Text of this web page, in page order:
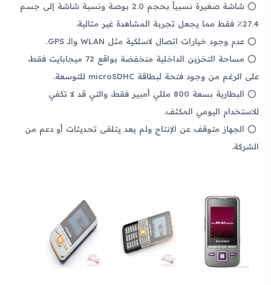
شاشة صغيرة نسبياً بحجم 2.0 بوصة ونسبة شاشة إلى جسم
27.4٪ فقط مما يجعل تجربة المشاهدة غير مثالية.
عدم وجود خيارات اتصال لاسلكية مثل WLAN والـ GPS.
مساحة التخزين الداخلية منخفضة بواقع 72 ميجابايت فقط،
على الرغم من وجود فتحة لبطاقة microSDHC للتوسعة.
البطارية بسعة 800 مللي أمبير فقط، والتي قد لا تكفي
للاستخدام اليومي المكثف.
الجهاز متوقف عن الإنتاج ولم يعد يتلقى تحديثات أو دعم من
الشركة.